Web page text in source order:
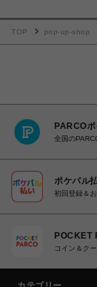
TOP pop-up-shop
PARCOポ
全国の
ポケパル
初回登録＆
POCKET
コイン＆ク